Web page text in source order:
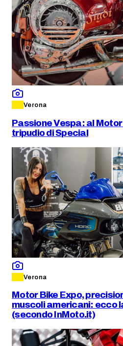
Verona
Passione Vespa: al
tripudio di Special
Verona
Motor Bike Expo,
muscoli americani: ecco
(secondo InMoto.it)